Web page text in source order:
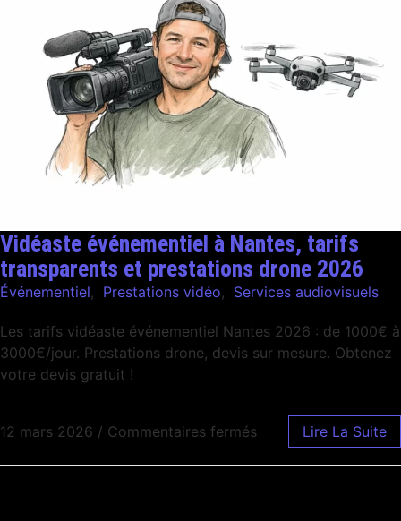
Vidéaste événementiel à Nantes, tarifs
transparents et prestations drone 2026
Événementiel, Prestations vidéo, Services audiovisuels
Les tarifs vidéaste événementiel Nantes 2026 : de 1000€ à
3000€/jour. Prestations drone, devis sur mesure. Obtenez
votre devis gratuit !
12 mars 2026 / Commentaires fermés Lire La Suite